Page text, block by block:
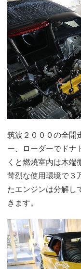
筑波２０００の全開
ー、ローダーでドナ
くと燃焼室内は木端
苛烈な使用環境で３
たエンジンは分解し
きます。